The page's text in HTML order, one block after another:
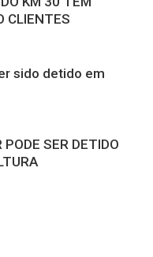
CLIENTES
sido detido em
SER DETIDO